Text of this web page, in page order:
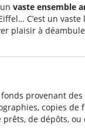
vaste ensemble
C’est un
plaisir à
provenant
copies
de dépôts,